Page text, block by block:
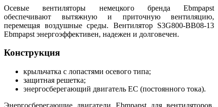
Осевые вентиляторы немецкого бренда Ebmpapst
обеспечивают вытяжную и приточную вентиляцию,
перемещая воздушные среды. Вентилятор S3G800-BB08-13
Ebmpapst энергоэффективен, надежен и долговечен.
Конструкция
крыльчатка с лопастями осевого типа;
защитная решетка;
энергосберегающий двигатель EC (постоянного тока).
Энергосберегающие двигатели Ebmpapst для вентиляторов,